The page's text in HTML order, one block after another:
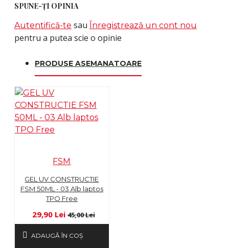
SPUNE-ŢI OPINIA
Autentifică-te sau Înregistrează un cont nou
pentru a putea scie o opinie
PRODUSE ASEMANATOARE
FSM
GEL UV CONSTRUCTIE
FSM 50ML - 03 Alb laptos
TPO Free
29,90 Lei 45,00 Lei
ADAUGĂ ÎN COŞ